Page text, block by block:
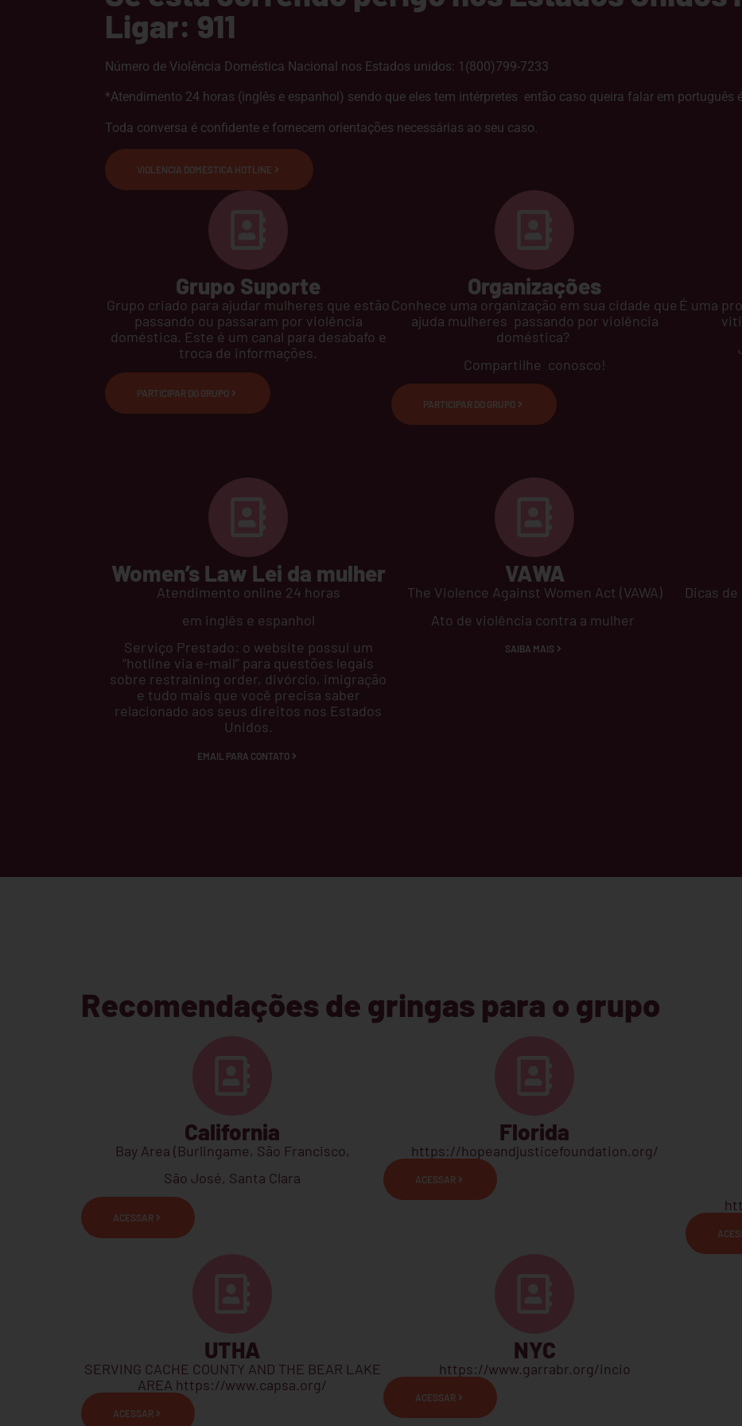
Ligar: 911
Número de Violência Doméstica Nacional nos Estados unidos: 1(800)799-7233
*Atendimento 24 horas (inglês e espanhol) sendo que eles tem intérpretes então caso queira falar em português
Toda conversa é confidente e fornecem orientações necessárias ao seu caso.
VIOLENCIA DOMESTICA HOTLINE
Grupo Suporte
Grupo criado para ajudar mulheres que estão
passando ou passaram por violência
doméstica. Este é um canal para desabafo e
troca de informações.
PARTICIPAR DO GRUPO
Organizações
Conhece uma organização em sua cidade que
ajuda mulheres passando por violência
doméstica?
Compartilhe conosco!
PARTICIPAR DO GRUPO
É uma
Women’s Law Lei da mulher
Atendimento online 24 horas
em inglês e espanhol
Serviço Prestado: o website possui um
“hotline via e-mail” para questões legais
sobre restraining order, divórcio, imigração
e tudo mais que você precisa saber
relacionado aos seus direitos nos Estados
Unidos.
EMAIL PARA CONTATO
VAWA
The Violence Against Women Act (VAWA)
Ato de violência contra a mulher
SAIBA MAIS
Dicas de
Recomendações de gringas para o grupo
California
Bay Area (Burlingame, São Francisco,
Sāo José, Santa Clara
ACESSAR
Florida
https://hopeandjusticefoundation.org/
ACESSAR
UTHA
SERVING CACHE COUNTY AND THE BEAR LAKE
AREA https://www.capsa.org/
ACESSAR
NYC
https://www.garrabr.org/incio
ACESSAR